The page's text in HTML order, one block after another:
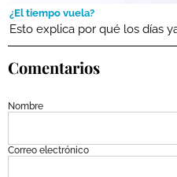
¿El tiempo vuela?
Esto explica por qué los días
Comentarios
Nombre
Correo electrónico